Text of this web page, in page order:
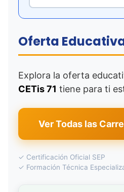
Oferta
Explora la oferta
CETis 71 tiene para ti
Ver Todas las
✓ Certificación Oficial SEP
✓ Formación Técnica